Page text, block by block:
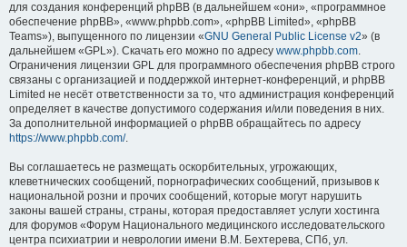
для создания конференций phpBB (в дальнейшем «они», «программное
обеспечение phpBB», «www.phpbb.com», «phpBB Limited», «phpBB
Teams»), выпущенного по лицензии «GNU General Public License v2» (в
дальнейшем «GPL»). Скачать его можно по адресу www.phpbb.com.
Ограничения лицензии GPL для программного обеспечения phpBB строго
связаны с организацией и поддержкой интернет-конференций, и phpBB
Limited не несёт ответственности за то, что администрация конференций
определяет в качестве допустимого содержания и/или поведения в них.
За дополнительной информацией о phpBB обращайтесь по адресу
https://www.phpbb.com/.
Вы соглашаетесь не размещать оскорбительных, угрожающих,
клеветнических сообщений, порнографических сообщений, призывов к
национальной розни и прочих сообщений, которые могут нарушить
законы вашей страны, страны, которая предоставляет услуги хостинга
для форумов «Форум Национального медицинского исследовательского
центра психиатрии и неврологии имени В.М. Бехтерева, СПб, ул.